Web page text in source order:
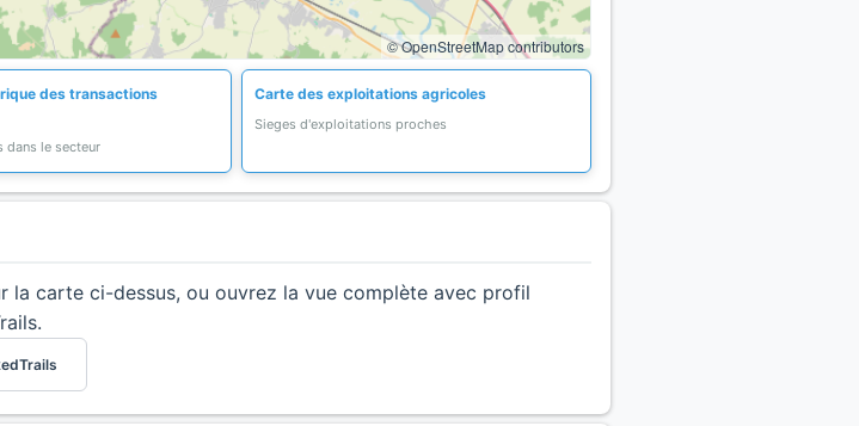
© OpenStreetMap contributors
des transactions
dans le secteur
Carte des exploitations agricoles
Sieges d'exploitations proches
la carte ci-dessus, ou ouvrez la vue complète avec profil